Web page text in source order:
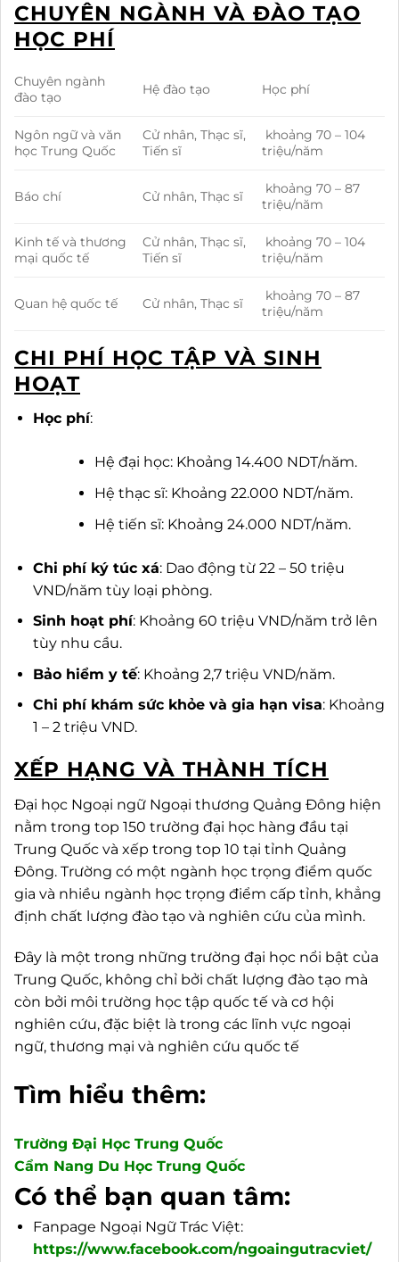
CHUYÊN NGÀNH VÀ ĐÀO TẠO
HỌC PHÍ
Chuyên ngành
đào tạo
Hệ đào tạo Học phí
Ngôn ngữ và văn
học Trung Quốc
Cử nhân, Thạc sĩ,
Tiến sĩ
khoảng 70 – 104
triệu/năm
Báo chí Cử nhân, Thạc sĩ
khoảng 70 – 87
triệu/năm
Kinh tế và thương
mại quốc tế
Cử nhân, Thạc sĩ,
Tiến sĩ
khoảng 70 – 104
triệu/năm
Quan hệ quốc tế Cử nhân, Thạc sĩ
khoảng 70 – 87
triệu/năm
CHI PHÍ HỌC TẬP VÀ SINH
HOẠT
Học phí:
Hệ đại học: Khoảng 14.400 NDT/năm.
Hệ thạc sĩ: Khoảng 22.000 NDT/năm.
Hệ tiến sĩ: Khoảng 24.000 NDT/năm.
Chi phí ký túc xá: Dao động từ 22 – 50 triệu
VND/năm tùy loại phòng.
Sinh hoạt phí: Khoảng 60 triệu VND/năm trở lên
tùy nhu cầu.
Bảo hiểm y tế: Khoảng 2,7 triệu VND/năm.
Chi phí khám sức khỏe và gia hạn visa: Khoảng
1 – 2 triệu VND.
XẾP HẠNG VÀ THÀNH TÍCH
Đại học Ngoại ngữ Ngoại thương Quảng Đông hiện
nằm trong top 150 trường đại học hàng đầu tại
Trung Quốc và xếp trong top 10 tại tỉnh Quảng
Đông. Trường có một ngành học trọng điểm quốc
gia và nhiều ngành học trọng điểm cấp tỉnh, khẳng
định chất lượng đào tạo và nghiên cứu của mình.
Đây là một trong những trường đại học nổi bật của
Trung Quốc, không chỉ bởi chất lượng đào tạo mà
còn bởi môi trường học tập quốc tế và cơ hội
nghiên cứu, đặc biệt là trong các lĩnh vực ngoại
ngữ, thương mại và nghiên cứu quốc tế
Tìm hiểu thêm:
Trường Đại Học Trung Quốc
Cẩm Nang Du Học Trung Quốc
Có thể bạn quan tâm:
Fanpage Ngoại Ngữ Trác Việt:
https://www.facebook.com/ngoaingutracviet/